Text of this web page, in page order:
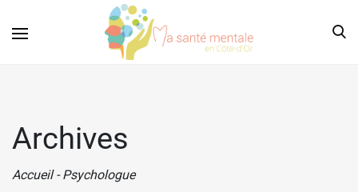
Archives
Accueil - Psychologue